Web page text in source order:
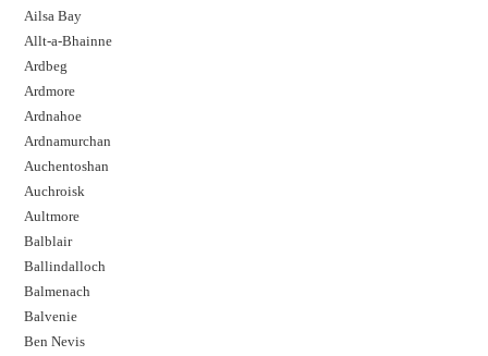
Ailsa Bay
Allt-a-Bhainne
Ardbeg
Ardmore
Ardnahoe
Ardnamurchan
Auchentoshan
Auchroisk
Aultmore
Balblair
Ballindalloch
Balmenach
Balvenie
Ben Nevis